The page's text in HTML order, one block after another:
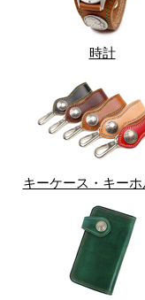
時計
キーケース・キー